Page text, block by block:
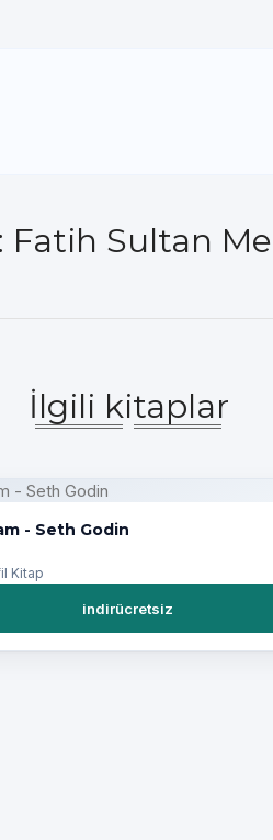
Sultan
İlgili kitaplar
- Seth Godin
Kitap
indirücretsiz